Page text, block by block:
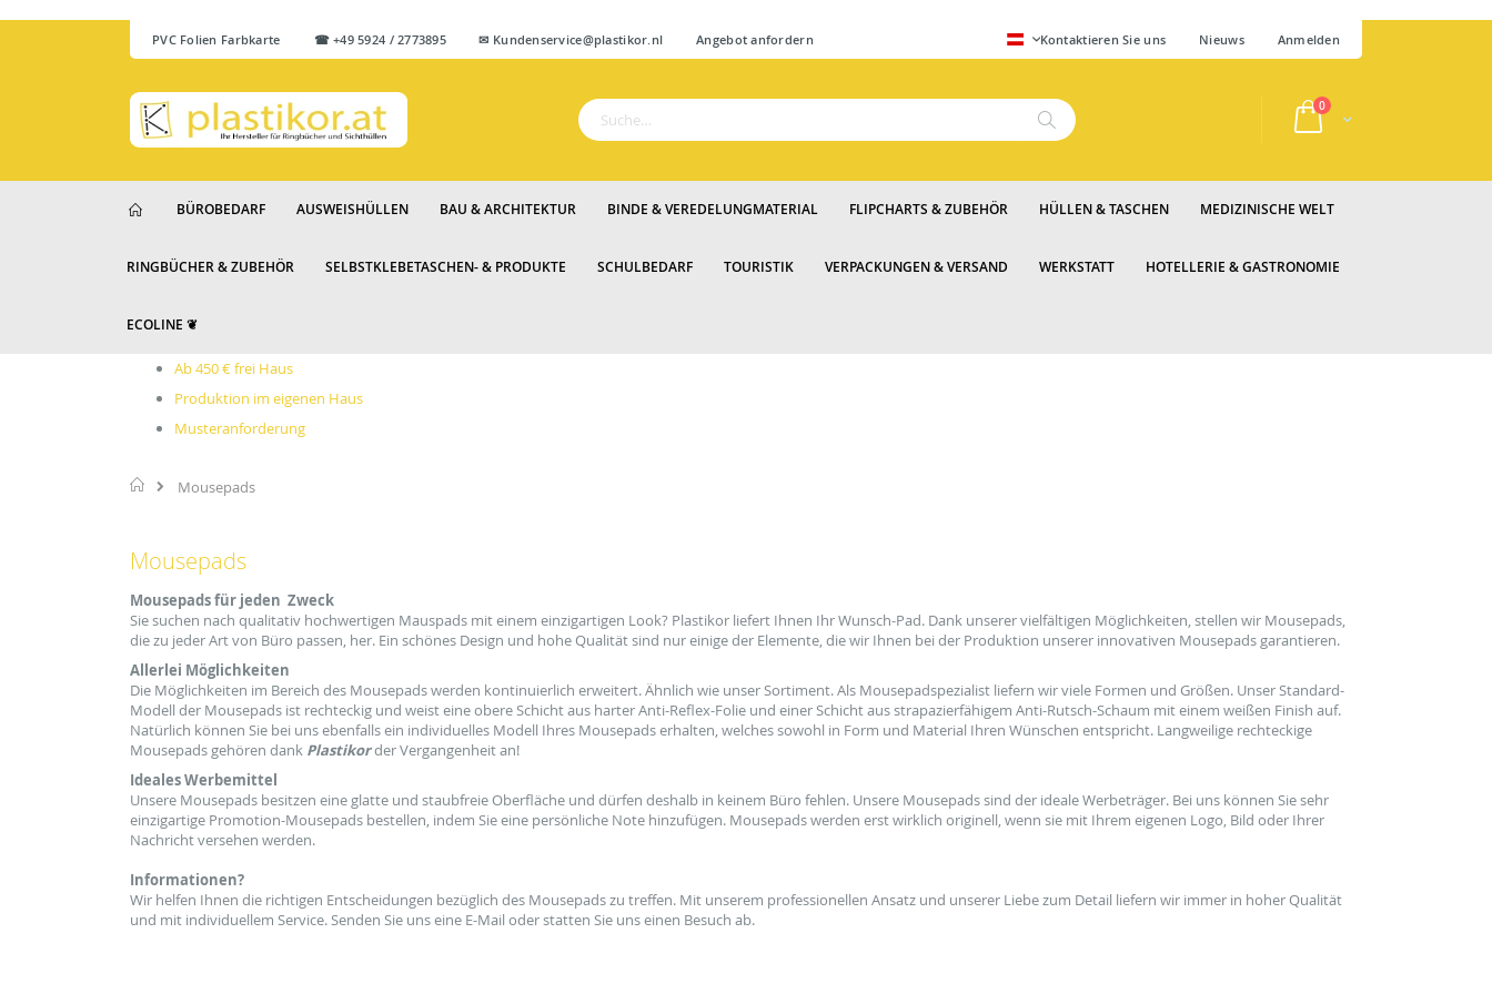
PVC Folien Farbkarte ☎ +49 5924 / 2773895 ✉ Kundenservice@plastikor.nl Angebot anfordernZum
Inhalt
Kontaktieren Sie uns Nieuws Anmelden
SPRACHE
Cart
0Artikel
Suche
BÜROBEDARF AUSWEISHÜLLEN BAU & ARCHITEKTUR BINDE & VEREDELUNGMATERIAL FLIPCHARTS & ZUBEHÖR HÜLLEN & TASCHEN MEDIZINISCHE WELT
RINGBÜCHER & ZUBEHÖR SELBSTKLEBETASCHEN- & PRODUKTE SCHULBEDARF TOURISTIK VERPACKUNGEN & VERSAND WERKSTATT HOTELLERIE & GASTRONOMIE
ECOLINE ❦
Ab 450 € frei Haus
Produktion im eigenen Haus
Musteranforderung
Startseite
Mousepads
Mousepads
Mousepads für jeden Zweck
Sie suchen nach qualitativ hochwertigen Mauspads mit einem einzigartigen Look? Plastikor liefert Ihnen Ihr Wunsch-Pad. Dank unserer vielfältigen Möglichkeiten , stellen wir Mousepads,
die zu jeder Art von Büro passen, her. Ein schönes Design und hohe Qualitätsind nur einige der Elemente, die wir Ihnen bei der Produktion unserer innovativen Mousepads garantieren.
Allerlei Möglichkeiten
Die Möglichkeiten im Bereich des Mousepadswerden kontinuierlich erweitert.Ähnlich wie unser Sortiment.Als Mousepadspezialist liefern wirviele Formen und Größen. Unser Standard-
Modell der Mousepads ist rechteckig und weist eine obere Schicht aus harterAnti-Reflex-Folie und einer Schichtaus strapazierfähigem Anti-Rutsch-Schaum mit einem weißen Finish auf.
Natürlich können Sie bei unsebenfalls ein individuelles Modell Ihres Mousepads erhalten welches sowohl in Form und Material Ihren Wünschen entspricht. Langweilige rechteckige
Mousepads gehören dank PlastikorderVergangenheitan!
Ideales Werbemittel
Unsere Mousepads besitzen eine glatte und staubfreieOberfläche und dürfen deshalb in keinem Büro fehlen. Unsere Mousepadssind der idealeWerbeträger. Bei uns können Siesehr
einzigartige Promotion-Mousepads bestellen , indem Sieeine persönliche Note hinzufügen. Mousepads werden erstwirklich originell , wenn sie mit Ihrem eigenen Logo , Bild oder Ihrer
Nachrichtversehen werden.
Informationen?
Wir helfen Ihnen die richtigen Entscheidungen bezüglich des Mousepads zu treffen. Mit unserem professionellen Ansatz und unserer Liebe zum Detail liefern wir immer in hoherQualität
und mit individuellem Service. Senden Sie uns eine E-Mail oderstatten Sie uns einen Besuch ab.